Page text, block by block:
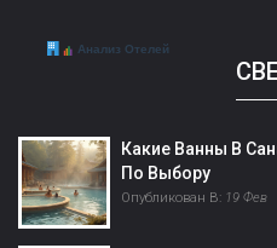
Какие Ванны В
По Выбору
Опубликован В: 19 Фев